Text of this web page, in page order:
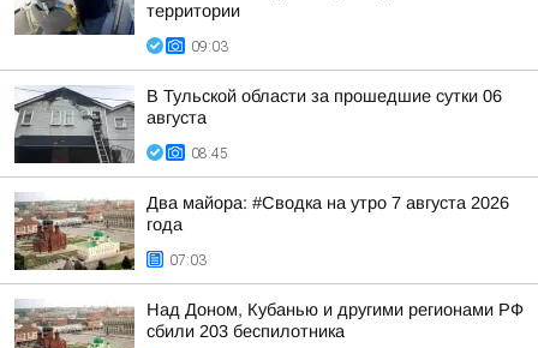
территории
09:03
В Тульской области за прошедшие сутки 06
августа
08:45
Два майора: #Сводка на утро 7 августа 2026
года
07:03
Над Доном, Кубанью и другими регионами РФ
сбили 203 беспилотника